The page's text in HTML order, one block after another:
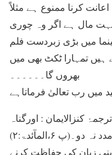
کرنا ممنوع ہے مثلاً
بہت مال ہے اگر وہ چوری
میں بڑی زبردست فلم
ہیں تمہارا ٹکٹ بھی میں
بھروں گا۔۔۔۔۔۔
کنزالایمان : اورگناہ
۶،المآئدۃ:۲)
زبان کی حفاظت کرنے